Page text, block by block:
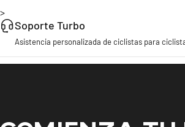
Soporte Turbo
Asistencia personalizada de ciclistas para
>